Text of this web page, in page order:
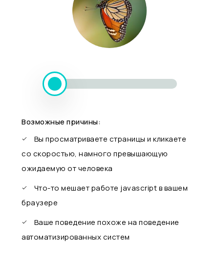
Возможные причины:
Вы просматриваете страницы и кликаете
со скоростью, намного превышающую
ожидаемую от человека
Что-то мешает работе javascript в вашем
браузере
Ваше поведение похоже на поведение
автоматизированных систем